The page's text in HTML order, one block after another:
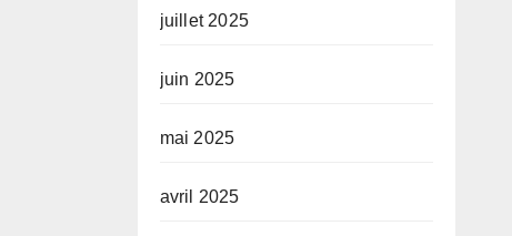
juillet 2025
juin 2025
mai 2025
avril 2025